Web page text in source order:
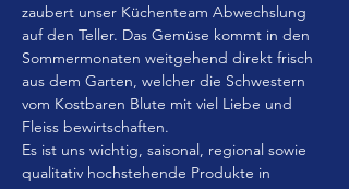
zaubert unser Küchenteam Abwechslung
auf den Teller. Das Gemüse kommt in den
Sommermonaten weitgehend direkt frisch
aus dem Garten, welcher die Schwestern
vom Kostbaren Blute mit viel Liebe und
Fleiss bewirtschaften.
Es ist uns wichtig, saisonal, regional sowie
qualitativ hochstehende Produkte in